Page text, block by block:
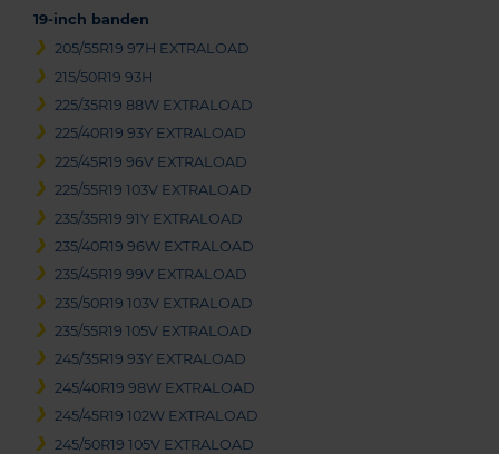
19-inch banden
205/55R19 97H EXTRALOAD
215/50R19 93H
225/35R19 88W EXTRALOAD
225/40R19 93Y EXTRALOAD
225/45R19 96V EXTRALOAD
225/55R19 103V EXTRALOAD
235/35R19 91Y EXTRALOAD
235/40R19 96W EXTRALOAD
235/45R19 99V EXTRALOAD
235/50R19 103V EXTRALOAD
235/55R19 105V EXTRALOAD
245/35R19 93Y EXTRALOAD
245/40R19 98W EXTRALOAD
245/45R19 102W EXTRALOAD
245/50R19 105V EXTRALOAD